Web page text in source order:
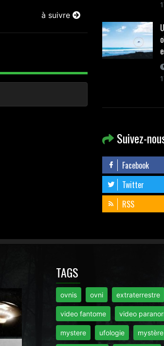
à suivre
Suivez-
Facebook
Twitter
RSS
TAGS
ovnis ovni extraterrestre
video fantome video
mystere ufologie